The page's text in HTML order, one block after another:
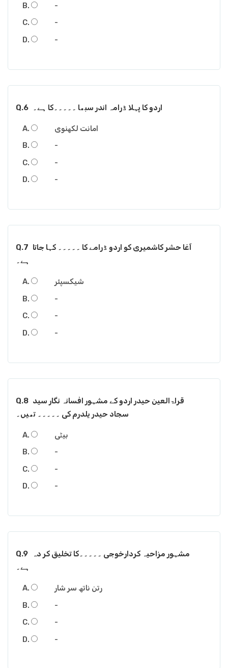
-
-
-
Q.6 اردو کا پہلا ڈرامہ اندر سبھا ۔۔۔۔۔کا ہے۔
امانت لکھنوی
-
-
-
Q.7 آغا حشر کاشمیری کو اردو ڈرامے کا ۔۔۔۔۔ کہا جاتا
ہے۔
شیکسپئر
-
-
-
Q.8 قراۃالعین حیدر اردو کے مشہور افسانہ نگار سید
سجاد حیدر یلدرم کی ۔۔۔۔۔ تھیں۔
بیٹی
-
-
-
Q.9
مشہور مزاحیہ کردارخوجی ۔۔۔۔۔کا تخلیق کر دہ
ہے۔
رتن ناتھ سر شار
-
-
-